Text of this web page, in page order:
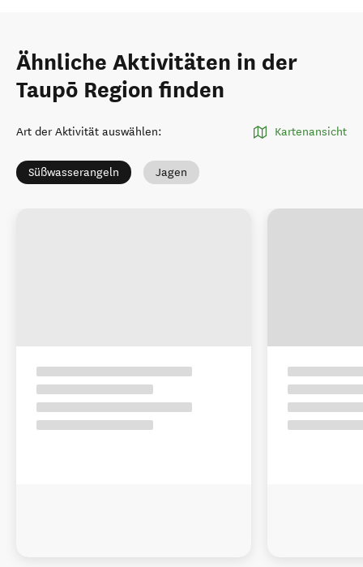
Ähnliche Aktivitäten in der
Taupō Region finden
Art der Aktivität auswählen: Kartenansicht
Süßwasserangeln Jagen